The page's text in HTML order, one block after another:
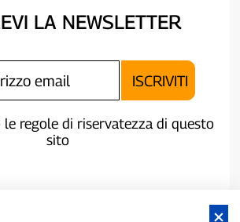
LA NEWSLETTER
regole di riservatezza di questo
sito